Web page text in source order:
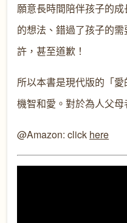
願意長時間陪伴孩子的
的想法、錯過了孩子的
許，甚至道歉！
所以本書是現代版的「
機智和愛。對於為人父母
@Amazon: click here